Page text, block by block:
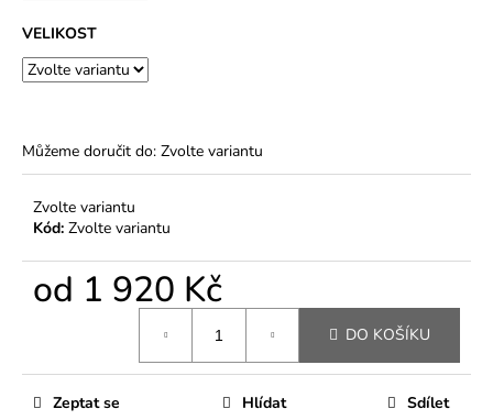
VELIKOST
Můžeme doručit do: Zvolte variantu
Zvolte variantu
Kód: Zvolte variantu
od 1 920 Kč
DO KOŠÍKU
Zeptat se Hlídat Sdílet